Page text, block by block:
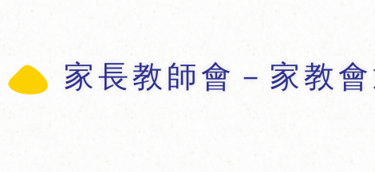
家長教師會－家教